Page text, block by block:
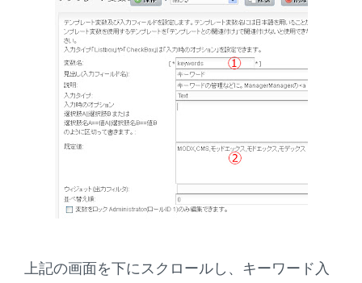
上記の画面を下にスクロールし、キーワード入